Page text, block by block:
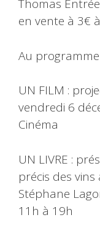
Thomas
en vente à 3€
Au programme
UN FILM :
vendredi 6
Cinéma
UN LIVRE :
précis des
Stéphane
11h à 19h